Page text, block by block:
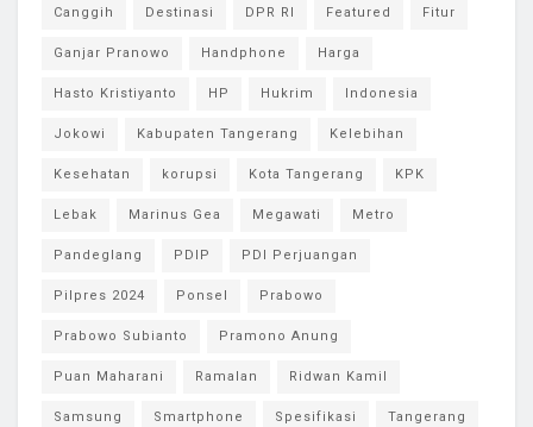
Canggih Destinasi DPR RI Featured Fitur
Ganjar Pranowo Handphone Harga
Hasto Kristiyanto HP Hukrim Indonesia
Jokowi Kabupaten Tangerang Kelebihan
Kesehatan korupsi Kota Tangerang KPK
Lebak Marinus Gea Megawati Metro
Pandeglang PDIP PDI Perjuangan
Pilpres 2024 Ponsel Prabowo
Prabowo Subianto Pramono Anung
Puan Maharani Ramalan Ridwan Kamil
Samsung Smartphone Spesifikasi Tangerang